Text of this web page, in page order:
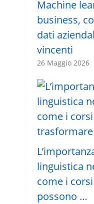
Machine
business,
dati
vincenti
26 Maggio 2026
linguistica
come i
possono …